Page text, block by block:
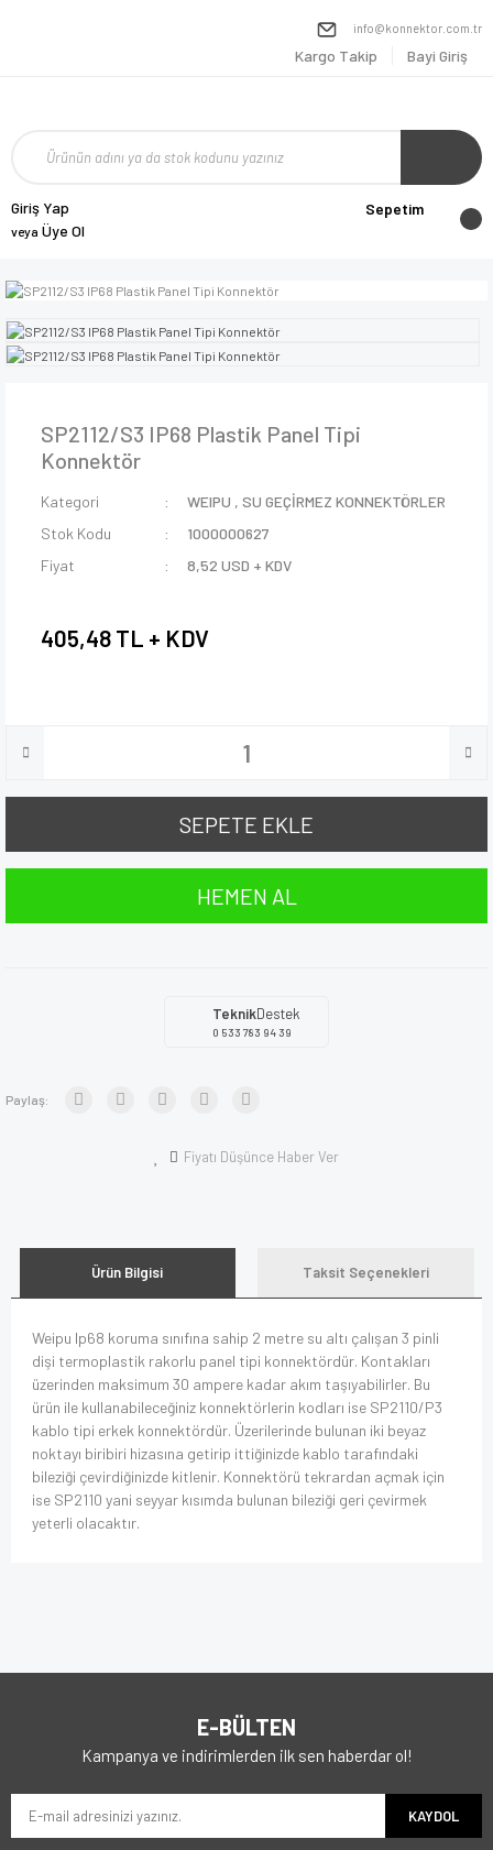
info@konnektor.com.tr
Kargo Takip Bayi Giriş
Giriş Yap
veya Üye Ol
Sepetim
SP2112/S3 IP68 Plastik Panel Tipi
Konnektör
Kategori WEIPU ,SU GEÇİRMEZ KONNEKTÖRLER
Stok Kodu
1000000627
Fiyat
8,52 USD + KDV
405,48 TL + KDV
SEPETE EKLE
HEMEN AL
TeknikDestek
0 533 783 94 39
Paylaş:
Fiyatı Düşünce Haber Ver
Ürün Bilgisi Taksit Seçenekleri
Weipu Ip68 koruma sınıfına sahip 2 metre su altı çalışan 3 pinli
dişi termoplastik rakorlu panel tipi konnektördür. Kontakları
üzerinden maksimum 30 ampere kadar akım taşıyabilirler. Bu
ürün ile kullanabileceğiniz konnektörlerin kodları ise SP2110/P3
kablo tipi erkek konnektördür. Üzerilerinde bulunan iki beyaz
noktayı biribiri hizasına getirip ittiğinizde kablo tarafındaki
bileziği çevirdiğinizde kitlenir. Konnektörü tekrardan açmak için
ise SP2110 yani seyyar kısımda bulunan bileziği geri çevirmek
yeterli olacaktır.
E-BÜLTEN
Kampanya ve indirimlerden ilk sen haberdar ol!
KAYDOL